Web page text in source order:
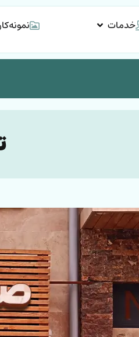
خدمات